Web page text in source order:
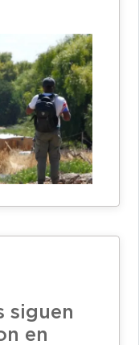
siguen
en